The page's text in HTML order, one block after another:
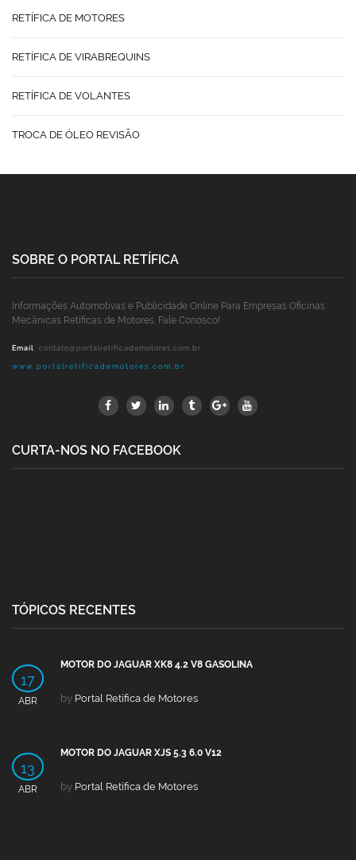
RETÍFICA DE MOTORES
RETÍFICA DE VIRABREQUINS
RETÍFICA DE VOLANTES
TROCA DE ÓLEO REVISÃO
SOBRE O PORTAL RETÍFICA
Informações Automotivas e Publicidade Online Para Empresas Oficinas
Mecânicas Retíficas de Motores. Fale Conosco!
Email: contato@portalretificademotores.com.br
www.portalretificademotores.com.br
CURTA-NOS NO FACEBOOK
TÓPICOS RECENTES
17
ABR
MOTOR DO JAGUAR XK8 4.2 V8 GASOLINA
by Portal Retífica de Motores
13
ABR
MOTOR DO JAGUAR XJS 5.3 6.0 V12
by Portal Retífica de Motores